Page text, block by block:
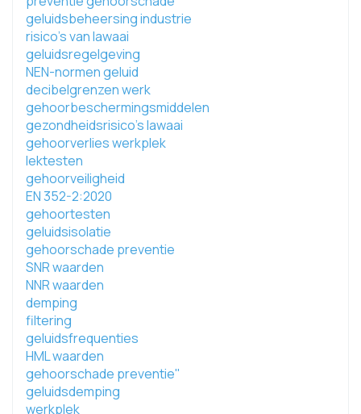
geluidsbeheersing industrie
risico's van lawaai
geluidsregelgeving
NEN-normen geluid
decibelgrenzen werk
gehoorbeschermingsmiddelen
gezondheidsrisico's lawaai
gehoorverlies werkplek
lektesten
gehoorveiligheid
EN 352-2:2020
gehoortesten
geluidsisolatie
gehoorschade preventie
SNR waarden
NNR waarden
demping
filtering
geluidsfrequenties
HML waarden
gehoorschade preventie"
geluidsdemping
werkplek